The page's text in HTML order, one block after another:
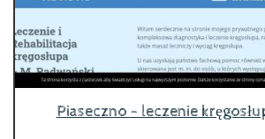
Piaseczno - leczenie